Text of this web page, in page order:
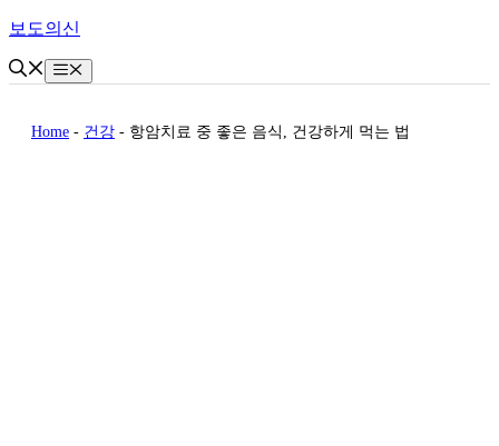
Skip
content
보도의신
Menu
Home - 건강 - 항암치료 중 좋은 음식, 건강하게 먹는 법